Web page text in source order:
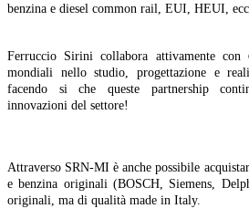
benzina e diesel common rail, EUI, HEUI, ecc.
Ferruccio Sirini collabora attivamente con
mondiali nello studio, progettazione e
facendo si che queste partnership
innovazioni del settore!
Attraverso SRN-MI è anche possibile
e benzina originali (BOSCH, Siemens,
originali, ma di qualità made in Italy.